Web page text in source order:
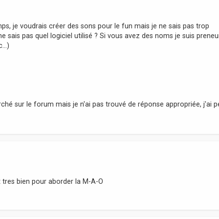
je voudrais créer des sons pour le fun mais je ne sais pas trop
sais pas quel logiciel utilisé ? Si vous avez des noms je suis
sur le forum mais je n'ai pas trouvé de réponse appropriée, j'ai
bien pour aborder la M-A-O